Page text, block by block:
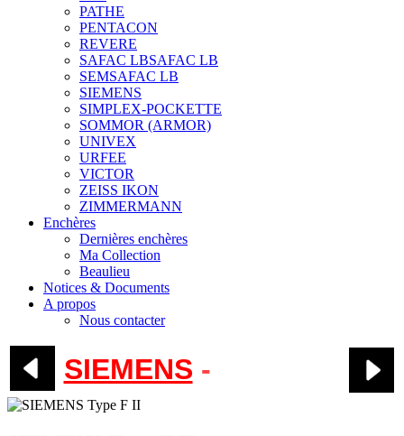
PATHE
PENTACON
REVERE
SAFAC LBSAFAC LB
SEMSAFAC LB
SIEMENS
SIMPLEX-POCKETTE
SOMMOR (ARMOR)
UNIVEX
URFEE
VICTOR
ZEISS IKON
ZIMMERMANN
Enchères
Dernières enchères
Ma Collection
Beaulieu
Notices & Documents
A propos
Nous contacter
SIEMENS -